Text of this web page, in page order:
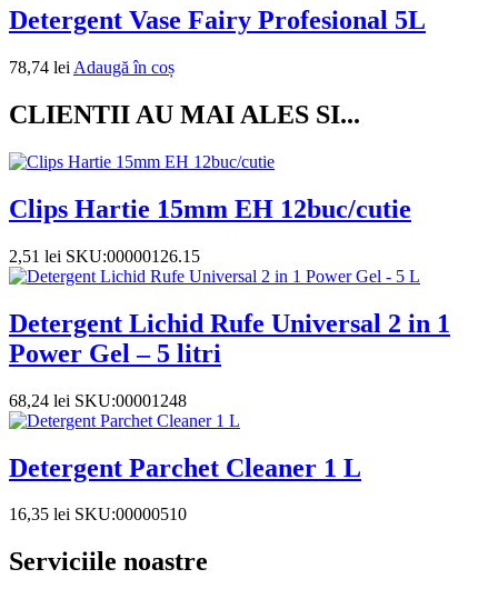
Detergent Vase Fairy Profesional 5L
78,74 lei Adaugă în coș
CLIENTII AU MAI ALES SI...
Clips Hartie 15mm EH 12buc/cutie
2,51 lei SKU:00000126.15
Detergent Lichid Rufe Universal 2 in 1
Power Gel – 5 litri
68,24 lei SKU:00001248
Detergent Parchet Cleaner 1 L
16,35 lei SKU:00000510
Serviciile noastre